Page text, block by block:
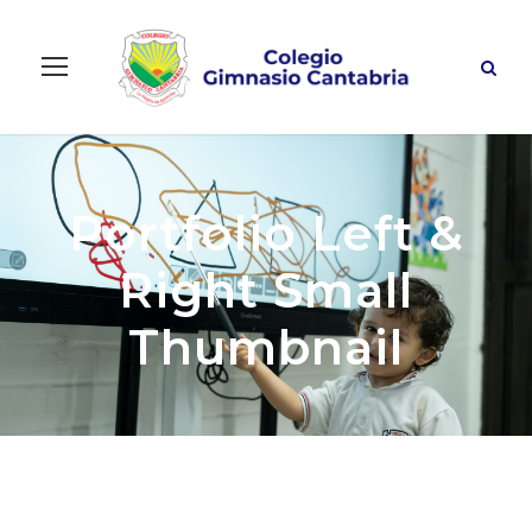
Portfolio Left &
Right Small
Thumbnail